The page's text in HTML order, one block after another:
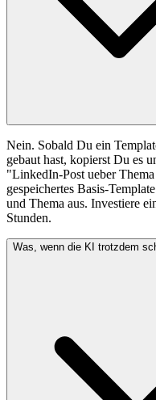
Nein. Sobald Du ein
gebaut hast, kopierst Du es
"LinkedIn-Post ueber
gespeichertes Basis-
und Thema aus. Investiere
Stunden.
Was, wenn die KI trotzdem